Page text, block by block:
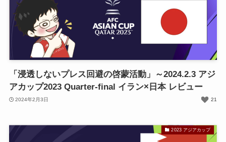
「浸透しないプレス回避の啓蒙活動」～2024.2.3 アジ
アカップ2023 Quarter-final イラン×日本 レビュー
2024年2月3日 21
2023 アジアカップ